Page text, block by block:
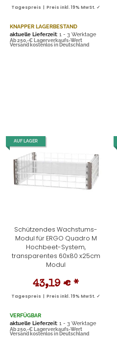
Tagespreis | Preis inkl. 19% MwSt. ✓
KNAPPER LAGERBESTAND
aktuelle Lieferzeit: 1 - 3 Werktage
Ab 250,-€ Lagerverkaufs-Wert
Versand kostenlos in Deutschland
AUF LAGER
Schützendes Wachstums-
Modul für ERGO Quadro M
Hochbeet-System,
transparentes 60x80 x25cm
Modul
43,19 € *
Tagespreis | Preis inkl. 19% MwSt. ✓
VERFÜGBAR
aktuelle Lieferzeit: 1 - 3 Werktage
Ab 250,-€ Lagerverkaufs-Wert
Versand kostenlos in Deutschland